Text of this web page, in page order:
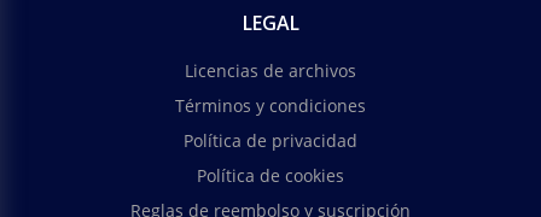
LEGAL
Licencias de archivos
Términos y condiciones
Política de privacidad
Política de cookies
Reglas de reembolso y suscripción